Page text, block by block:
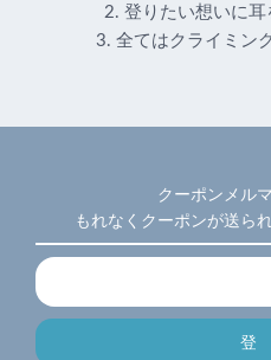
2. 登りたい想いに
3. 全てはクライミン
クーポンメル
もれなくクーポンが送ら